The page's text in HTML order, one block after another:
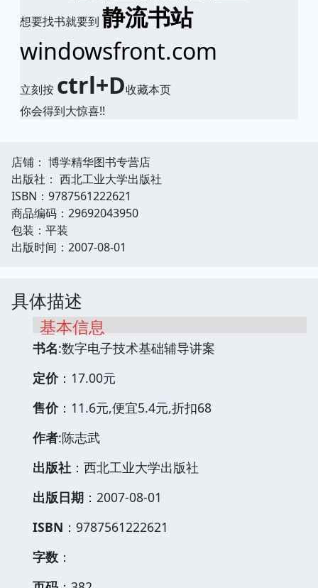
想要找书就要到 静流书站
windowsfront.com
立刻按 ctrl+D收藏本页
你会得到大惊喜!!
店铺： 博学精华图书专营店
出版社： 西北工业大学出版社
ISBN：9787561222621
商品编码：29692043950
包装：平装
出版时间：2007-08-01
具体描述
基本信息
书名:数字电子技术基础辅导讲案
定价：17.00元
售价：11.6元,便宜5.4元,折扣68
作者:陈志武
出版社 ：西北工业大学出版社
出版日期 ：2007-08-01
ISBN ：9787561222621
字数 ：